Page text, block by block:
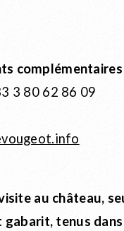
complémentaires
3 80 62 86 09
au château,
gabarit, tenus dans